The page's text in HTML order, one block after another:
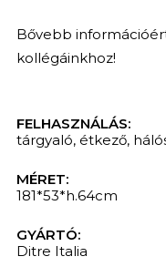
Bővebb
kollégáinkhoz!
FELHASZNÁLÁS:
tárgyaló, étkező,
MÉRET:
181*53*h.64cm
GYÁRTÓ:
Ditre Italia